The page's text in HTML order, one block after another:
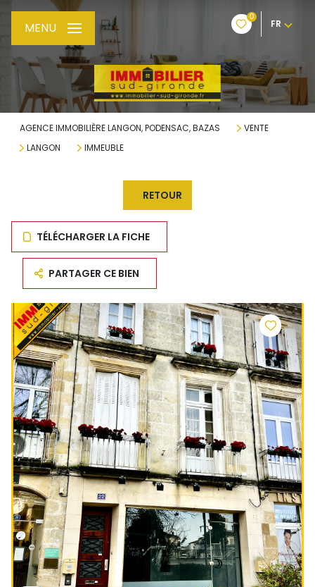
0
FR
MENU
AGENCE IMMOBILIÈRE LANGON, PODENSAC, BAZAS
VENTE
LANGON
IMMEUBLE
RETOUR
TÉLÉCHARGER LA FICHE
PARTAGER CE BIEN